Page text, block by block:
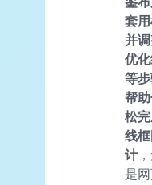
套
并调
优
等步
帮
松
线
计
是